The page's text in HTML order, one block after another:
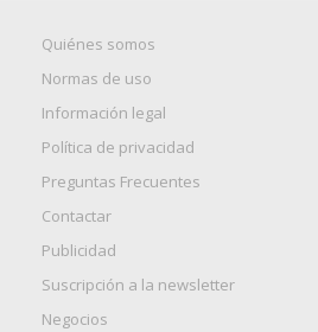
Quiénes somos
Normas de uso
Información legal
Política de privacidad
Preguntas Frecuentes
Contactar
Publicidad
Suscripción a la newsletter
Negocios